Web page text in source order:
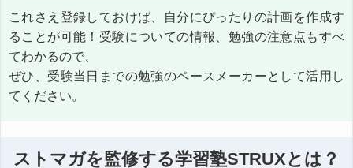
これさえ登録しておけば、自分にぴったりの計画を作成す
ることが可能！受験についての情報、勉強の注意点もすべ
てわかるので、
ぜひ、受験当日までの勉強のペースメーカーとして活用し
てください。
ストマガを監修する学習塾STRUXとは？